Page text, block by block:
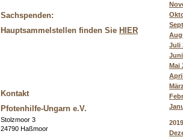
Sachspenden:
Hauptsammelstellen finden Sie HIER
Kontakt
Pfotenhilfe-Ungarn e.V.
Stolzmoor 3
24790 Haßmoor
Juli
Mai
2019